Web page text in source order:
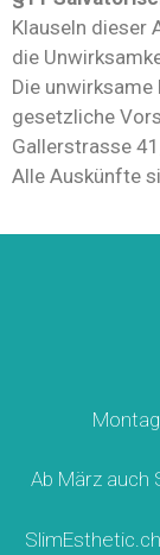
Klauseln dieser
die
Die
gesetzliche
Gallerstrasse
Alle Auskünfte
Ab März auch